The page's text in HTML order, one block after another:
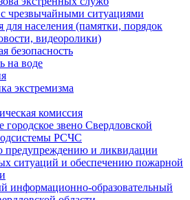
чрезвычайными ситуациями
населения (памятки, порядок
видеоролики)
безопасность
на воде
экстремизма
комиссия
городское звено Свердловской
РСЧС
предупреждению и ликвидации
ситуаций и обеспечению пожарной
информационно-образовательный